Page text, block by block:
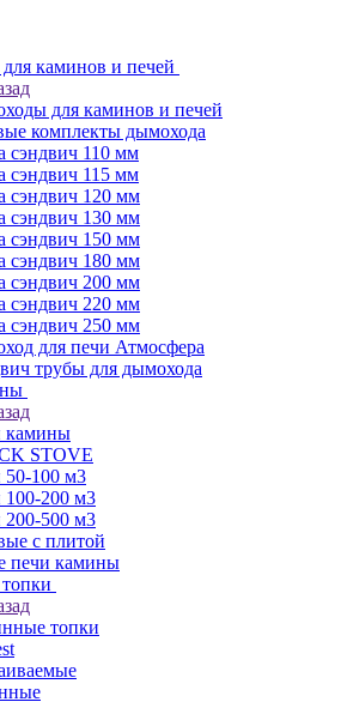
каминов и печей
для каминов и печей
комплекты дымохода
сэндвич 110 мм
сэндвич 115 мм
сэндвич 120 мм
сэндвич 130 мм
сэндвич 150 мм
сэндвич 180 мм
сэндвич 200 мм
сэндвич 220 мм
сэндвич 250 мм
для печи Атмосфера
трубы для дымохода
камины
STOVE
100 м3
200 м3
500 м3
с плитой
печи камины
топки